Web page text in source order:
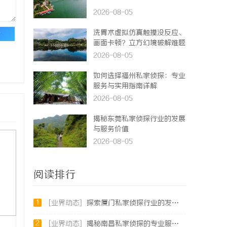
2026-08-05
洗胃术虚拟仿真触摸没反应、
画面卡顿？立方幻境破解难题
2026-08-05
如何选择福州私家侦探：专业
服务与实用指南详解
2026-08-05
揭秘东莞私家侦探行业的发展
与服务价值
2026-08-05
阅读排行
1 [业界动态] 探索厦门私家侦探行业的发展与应用全景
2 [业界动态] 揭秘南昌私家侦探的专业服务与行业现状全面解析